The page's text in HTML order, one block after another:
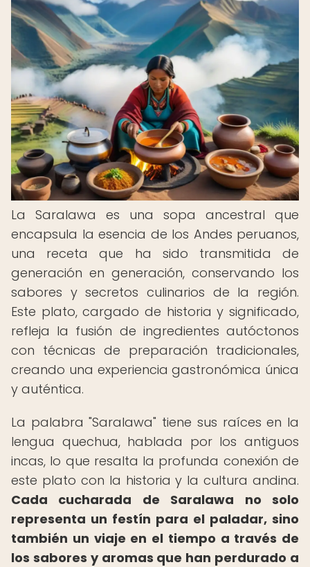
La Saralawa es una sopa ancestral que
encapsula la esencia de los Andes peruanos,
una receta que ha sido transmitida de
generación en generación, conservando los
sabores y secretos culinarios de la región.
Este plato, cargado de historia y significado,
refleja la fusión de ingredientes autóctonos
con técnicas de preparación tradicionales,
creando una experiencia gastronómica única
y auténtica.
La palabra "Saralawa" tiene sus raíces en la
lengua quechua, hablada por los antiguos
incas, lo que resalta la profunda conexión de
este plato con la historia y la cultura andina.
Cada cucharada de Saralawa no solo
representa un festín para el paladar, sino
también un viaje en el tiempo a través de
los sabores y aromas que han perdurado a